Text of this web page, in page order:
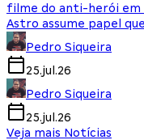
filme do anti-herói em
Astro assume papel
Pedro Siqueira
25.jul.26
Pedro Siqueira
25.jul.26
Veja mais Notícias